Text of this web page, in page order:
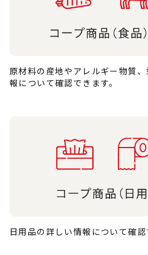
原材料の産地やアレルギー物質
報について確認できます。
日用品の詳しい情報について確認